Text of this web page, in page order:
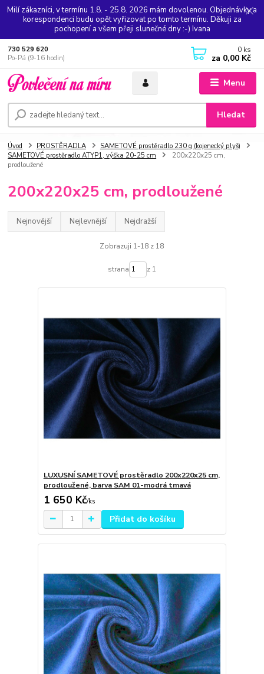
Milí zákazníci, v termínu 1.8. - 25.8. 2026 mám dovolenou. Objednávky a
korespondenci budu opět vyřizovat po tomto termínu. Děkuji za
pochopení a všem přeji slunečné dny :-) Ivana
Menu
Hledat
730 529 620
Po-Pá (9-16 hodin)
0 ks
za 0,00 Kč
Úvod PROSTĚRADLA
SAMETOVÉ prostěradlo 230 g (kojenecký plyš)
SAMETOVÉ prostěradlo ATYP1, výška 20-25 cm
200x220x25 cm,
prodloužené
200x220x25 cm, prodloužené
Nejnovější Nejlevnější Nejdražší
Zobrazuji 1-18 z 18
strana z 1
LUXUSNÍ SAMETOVÉ prostěradlo 200x220x25 cm,
prodloužené, barva SAM 01-modrá tmavá
1 650 Kč/ks
Přidat do košíku